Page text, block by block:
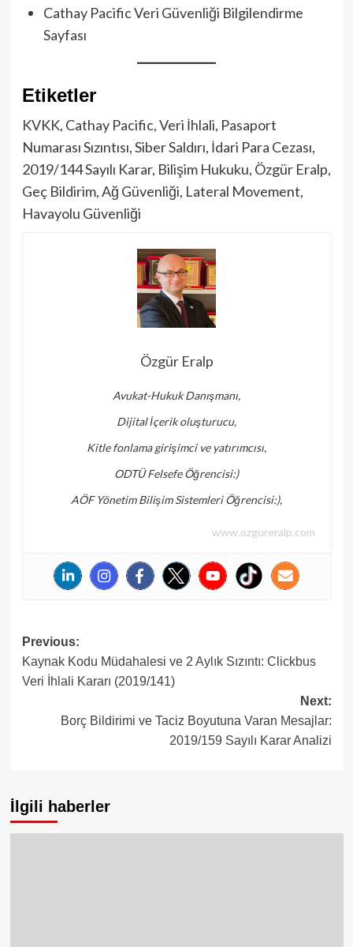
Cathay Pacific Veri Güvenliği Bilgilendirme
Sayfası
Etiketler
KVKK, Cathay Pacific, Veri İhlali, Pasaport
Numarası Sızıntısı, Siber Saldırı, İdari Para Cezası,
2019/144 Sayılı Karar, Bilişim Hukuku, Özgür Eralp,
Geç Bildirim, Ağ Güvenliği, Lateral Movement,
Havayolu Güvenliği
Özgür Eralp
Avukat-Hukuk Danışmanı,
Dijital İçerik oluşturucu,
Kitle fonlama girişimci ve yatırımcısı,
ODTÜ Felsefe Öğrencisi:)
AÖF Yönetim Bilişim Sistemleri Öğrencisi:),
www.ozgureralp.com
Post
navigation
Previous:
Kaynak Kodu Müdahalesi ve 2 Aylık Sızıntı: Clickbus
Veri İhlali Kararı (2019/141)
Next:
Borç Bildirimi ve Taciz Boyutuna Varan Mesajlar:
2019/159 Sayılı Karar Analizi
İlgili haberler